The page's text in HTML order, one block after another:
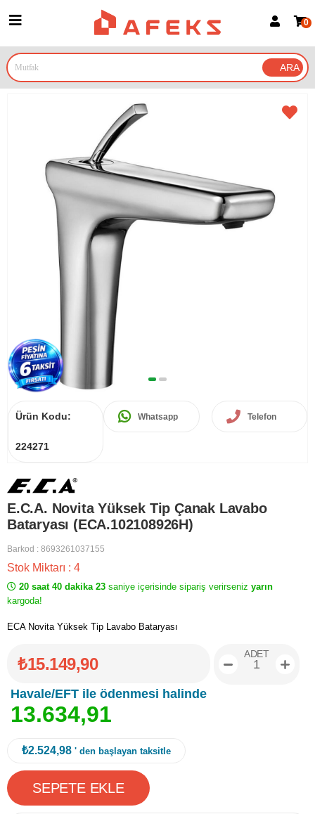
Google İle Bağlan
0
Ürün Kodu:
224271
Whatsapp Telefon
E.C.A. Novita Yüksek Tip Çanak Lavabo
Bataryası (ECA.102108926H)
Barkod : 8693261037155
Stok Miktarı : 4
20 saat 40 dakika 23 saniye içerisinde sipariş verirseniz yarın
kargoda!
ECA Novita Yüksek Tip Lavabo Bataryası
₺15.149,90
Havale/EFT ile ödenmesi halinde
13.634,91
ADET
₺2.524,98 ' den başlayan taksitle